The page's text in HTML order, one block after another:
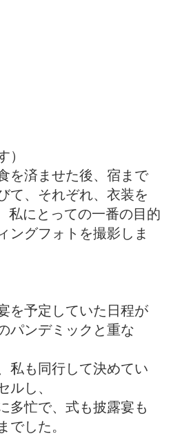
を済ませた後、宿まで
て、それぞれ、衣装を
私にとっての一番の目的
ングフォトを撮影しま
を予定していた日程が
パンデミックと重な
私も同行して決めてい
し、
多忙で、式も披露宴も
した。